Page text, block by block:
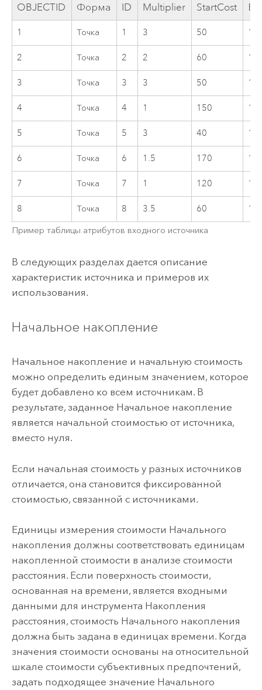
OBJECTID Форма ID Multiplier StartCost
1 Точка 1 3 50
2 Точка 2 2 60
3 Точка 3 3 50
4 Точка 4 1 150
5 Точка 5 3 40
6 Точка 6 1.5 170
7 Точка 7 1 120
8 Точка 8 3.5 60
Пример таблицы атрибутов входного источника
В следующих разделах дается описание
характеристик источника и примеров их
использования.
Начальное накопление
Начальное накопление и начальную стоимость
можно определить единым значением, которое
будет добавлено ко всем источникам. В
результате, заданное Начальное накопление
является начальной стоимостью от источника,
вместо нуля.
Если начальная стоимость у разных источников
отличается, она становится фиксированной
стоимостью, связанной с источниками.
Единицы измерения стоимости Начального
накопления должны соответствовать единицам
накопленной стоимости в анализе стоимости
расстояния. Если поверхность стоимости,
основанная на времени, является входными
данными для инструмента Накопления
расстояния, стоимость Начального накопления
должна быть задана в единицах времени. Когда
значения стоимости основаны на относительной
шкале стоимости субъективных предпочтений,
задать подходящее значение Начального